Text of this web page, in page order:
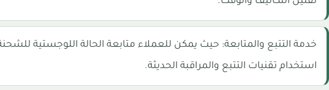
خدمة التتبع والمتابعة: حيث يمكن للعملاء متابعة الحالة اللوجستية
استخدام تقنيات التتبع والمراقبة الحديثة.